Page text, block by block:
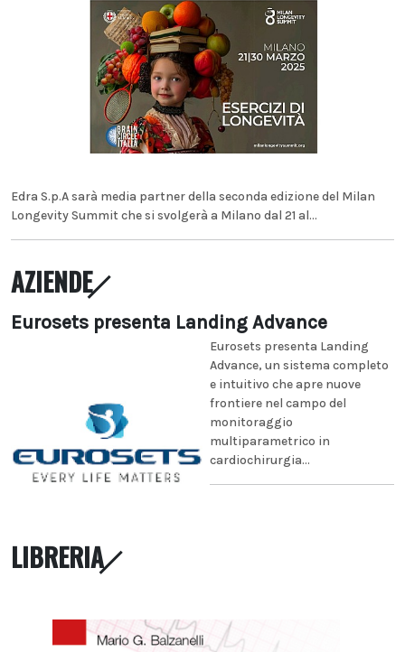
Edra S.p.A sarà media partner della seconda edizione del Milan
Longevity Summit che si svolgerà a Milano dal 21 al...
AZIENDE
Eurosets presenta Landing Advance
Eurosets presenta Landing
Advance, un sistema completo
e intuitivo che apre nuove
frontiere nel campo del
monitoraggio
multiparametrico in
cardiochirurgia...
LIBRERIA